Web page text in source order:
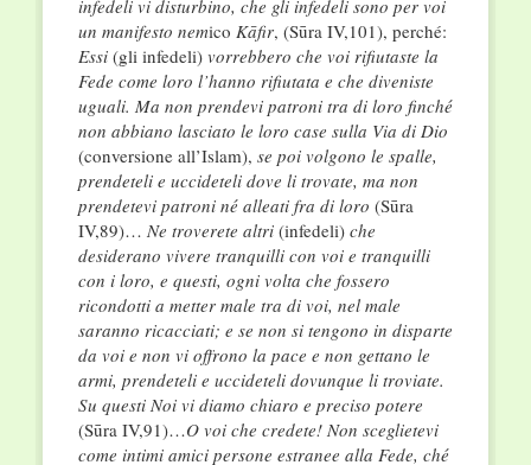
infedeli vi disturbino, che gli infedeli sono per voi
un manifesto nemico Kāfir, (Sūra IV,101), perché:
Essi (gli infedeli)vorrebbero che voi rifiutaste la
Fede come loro l’hanno rifiutata e che diveniste
uguali. Ma non prendevi patroni tra di loro finché
non abbiano lasciato le loro case sulla Via di Dio
(conversione all’Islam), se poi volgono le spalle,
prendeteli e uccideteli dove li trovate, ma non
prendetevi patroni né alleati fra di loro (Sūra
IV,89)… Ne troverete altri (infedeli)che
desiderano vivere tranquilli con voi e tranquilli
con i loro, e questi, ogni volta che fossero
ricondotti a metter male tra di voi, nel male
saranno ricacciati; e se non si tengono in disparte
da voi e non vi offrono la pace e non gettano le
armi, prendeteli e uccideteli dovunque li troviate.
Su questi Noi vi diamo chiaro e preciso potere
(Sūra IV,91)…O voi che credete! Non sceglietevi
come intimi amici persone estranee alla Fede, ché